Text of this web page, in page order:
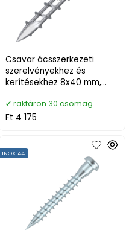
Csavar ácsszerkezeti
szerelvényekhez és
kerítésekhez 8x40 mm,
raktáron 30 csomag
Ft 4 175
INOX A4